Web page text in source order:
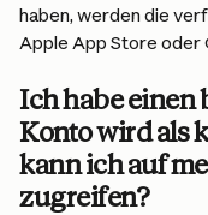
haben, werden die
Apple App Store oder
Ich habe einen
Konto wird als
kann ich auf
zugreifen?